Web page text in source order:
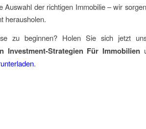
Auswahl der richtigen Immobilie – wir
herausholen.
zu beginnen? Holen Sie sich jetzt
Investment-Strategien Für Immobilien
.